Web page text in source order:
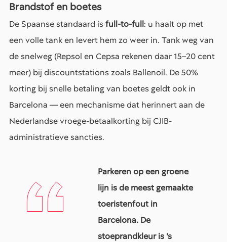
Brandstof en boetes
De Spaanse standaard isfull-to-full: u haalt op met
een volle tank en levert hem zo weer in. Tank weg van
de snelweg (Repsol en Cepsa rekenen daar 15–20 cent
meer) bij discountstations zoals Ballenoil. De 50%
korting bij snelle betaling van boetes geldt ook in
Barcelona — een mechanisme dat herinnert aan de
Nederlandse vroege-betaalkorting bij CJIB-
administratieve sancties.
Parkeren op een groene
lijn is de meest gemaakte
toeristenfout in
Barcelona. De
stoeprandkleur is 's